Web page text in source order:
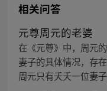
相关问答
元尊周元的老婆
在《元尊》中，周元
妻子的具体情况，存
周元只有夭夭一位妻